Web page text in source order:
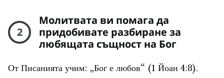
2
Молитвата ви помага да
придобивате разбиране за
любящата същност на Бог
От Писанията учим: „Бог е любов“ (1 Йоан 4:8).